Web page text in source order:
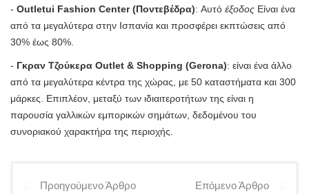
- Outletui Fashion Center (Ποντεβέδρα): Αυτό έξοδος Είναι ένα
από τα μεγαλύτερα στην Ισπανία και προσφέρει εκπτώσεις από
30% έως 80%.
- Γκραν Τζούκερα Outlet & Shopping (Gerona): είναι ένα άλλο
από τα μεγαλύτερα κέντρα της χώρας, με 50 καταστήματα και 300
μάρκες. Επιπλέον, μεταξύ των ιδιαιτεροτήτων της είναι η
παρουσία γαλλικών εμπορικών σημάτων, δεδομένου του
συνοριακού χαρακτήρα της περιοχής.
Προηγούμενο Άρθρο Επόμενο Άρθρο